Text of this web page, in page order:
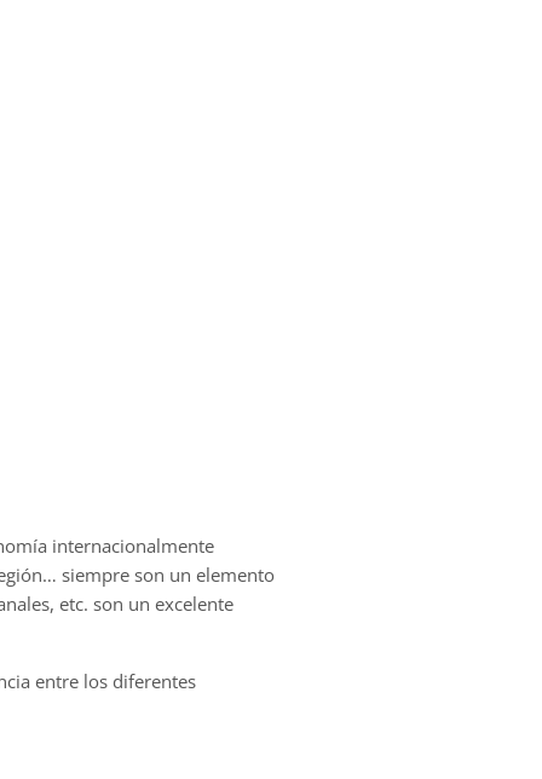
internacionalmente
siempre son un elemento
etc. son un excelente
entre los diferentes